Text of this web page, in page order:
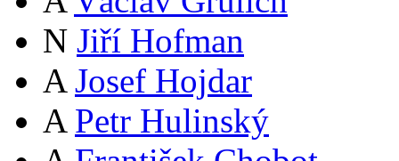
N Jiří Hofman
A Josef Hojdar
A Petr Hulinský